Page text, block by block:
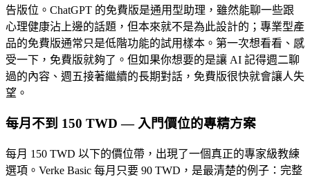
告版位。ChatGPT 的免費版是通用型助理，雖然能聊一些跟
心理健康沾上邊的話題，但本來就不是為此設計的；專業型產
品的免費版通常只是低階功能的試用樣本。第一次想看看、感
受一下，免費版就夠了。但如果你想要的是讓 AI 記得週二聊
過的內容、週五接著繼續的長期對話，免費版很快就會讓人失
望。
每月不到 150 TWD — 入門價位的專精方案
每月 150 TWD 以下的價位帶，出現了一個真正的專家級教練
選項。Verke Basic 每月只要 90 TWD，是最清楚的例子：完整